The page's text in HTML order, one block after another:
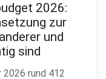
2026:
zur
und
sind
2026 rund 412